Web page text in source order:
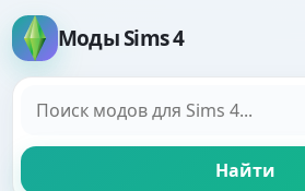
Моды Sims 4
Найти